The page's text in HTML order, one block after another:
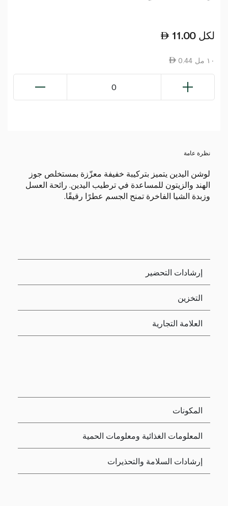
11.00 لكل
0.44 ١٠ مل
0
نظرة عامة
لوشن اليدين يتميز بتركيبة خفيفة معزّزة بمستخلص جوز
الهند والزيتون للمساعدة في ترطيب اليدين. رائحة العسل
وزبدة الشيا الفاخرة تمنح الجسم عطرًا رقيقًا.
إرشادات التحضير
التخزين
العلامة التجارية
المكونات
المعلومات الغذائية ومعلومات الحمية
إرشادات السلامة والتحذيرات